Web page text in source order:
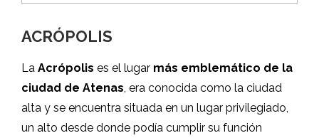
ACRÓPOLIS
La Acrópolis es el lugar más emblemático de la
ciudad de Atenas, era conocida como la ciudad
alta y se encuentra situada en un lugar privilegiado,
un alto desde donde podía cumplir su función